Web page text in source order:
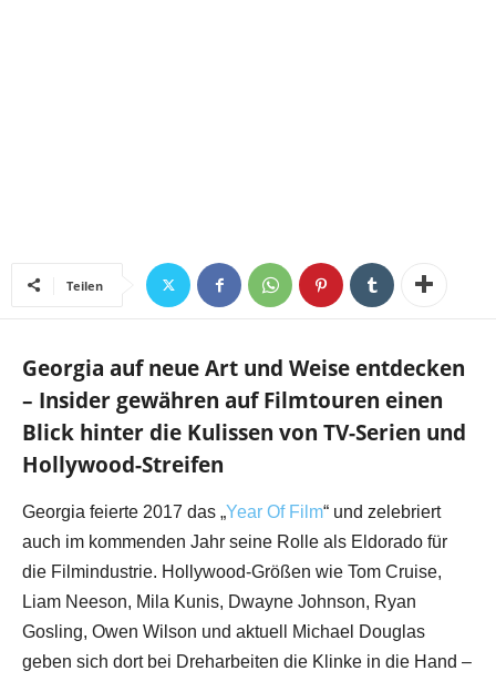
Teilen
Georgia auf neue Art und Weise entdecken
– Insider gewähren auf Filmtouren einen
Blick hinter die Kulissen von TV-Serien und
Hollywood-Streifen
Georgia feierte 2017 das „Year Of Film“ und zelebriert
auch im kommenden Jahr seine Rolle als Eldorado für
die Filmindustrie. Hollywood-Größen wie Tom Cruise,
Liam Neeson, Mila Kunis, Dwayne Johnson, Ryan
Gosling, Owen Wilson und aktuell Michael Douglas
geben sich dort bei Dreharbeiten die Klinke in die Hand –